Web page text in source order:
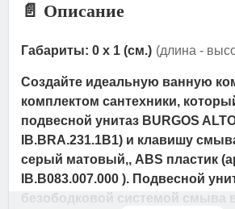
📄 Описание
Габариты: 0 x 1 (см.) (длина -
Создайте идеальную ванную
комплектом сантехники,
подвесной унитаз BURGOS
IB.BRA.231.1B1) и клавишу
серый матовый,, ABS пластик
IB.B083.007.000 ). Подвесной
безободковой системой смыва